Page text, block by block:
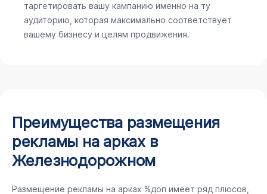
таргетировать вашу кампанию именно на ту
аудиторию, которая максимально соответствует
вашему бизнесу и целям продвижения.
Преимущества размещения
рекламы на арках в
Железнодорожном
Размещение рекламы на арках %доп имеет ряд плюсов,